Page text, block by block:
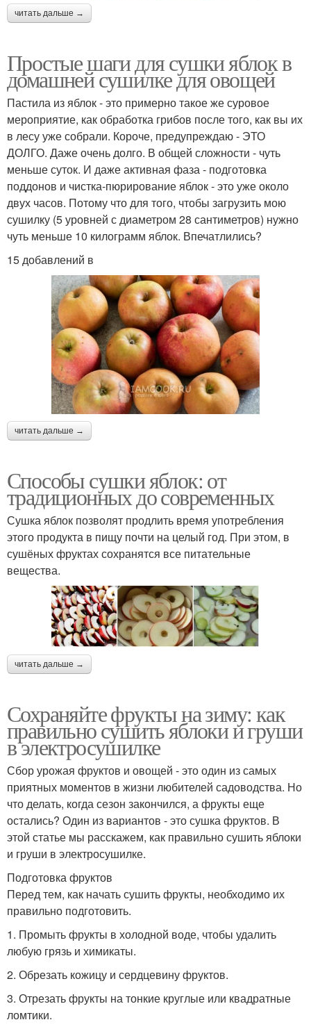
читать дальше →
Простые шаги для сушки яблок в
домашней сушилке для овощей
Пастила из яблок - это примерно такое же суровое
мероприятие, как обработка грибов после того, как вы их
в лесу уже собрали. Короче, предупреждаю - ЭТО
ДОЛГО. Даже очень долго. В общей сложности - чуть
меньше суток. И даже активная фаза - подготовка
поддонов и чистка-пюрирование яблок - это уже около
двух часов. Потому что для того, чтобы загрузить мою
сушилку (5 уровней с диаметром 28 сантиметров) нужно
чуть меньше 10 килограмм яблок. Впечатлились?
15 добавлений в
читать дальше →
Способы сушки яблок: от
традиционных до современных
Сушка яблок позволят продлить время употребления
этого продукта в пищу почти на целый год. При этом, в
сушёных фруктах сохранятся все питательные
вещества.
читать дальше →
Сохраняйте фрукты на зиму: как
правильно сушить яблоки и груши
в электросушилке
Сбор урожая фруктов и овощей - это один из самых
приятных моментов в жизни любителей садоводства. Но
что делать, когда сезон закончился, а фрукты еще
остались? Один из вариантов - это сушка фруктов. В
этой статье мы расскажем, как правильно сушить яблоки
и груши в электросушилке.
Подготовка фруктов
Перед тем, как начать сушить фрукты, необходимо их
правильно подготовить.
1. Промыть фрукты в холодной воде, чтобы удалить
любую грязь и химикаты.
2. Обрезать кожицу и сердцевину фруктов.
3. Отрезать фрукты на тонкие круглые или квадратные
ломтики.